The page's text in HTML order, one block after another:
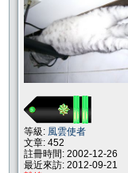
等級: 風雲使者
文章: 452
註冊時間: 2002-12-26
最近來訪: 2012-09-21